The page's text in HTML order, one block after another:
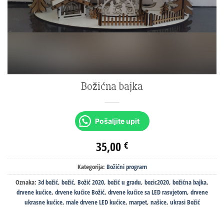
Božićna bajka
Pošaljite upit
35,00 €
Kategorija: Božićni program
Oznaka: 3d božić, božić, Božić 2020, božić u gradu, bozic2020, božićna bajka,
drvene kućice, drvene kućice Božić, drvene kućice sa LED rasvjetom, drvene
ukrasne kućice, male drvene LED kućice, marpet, našice, ukrasi Božić